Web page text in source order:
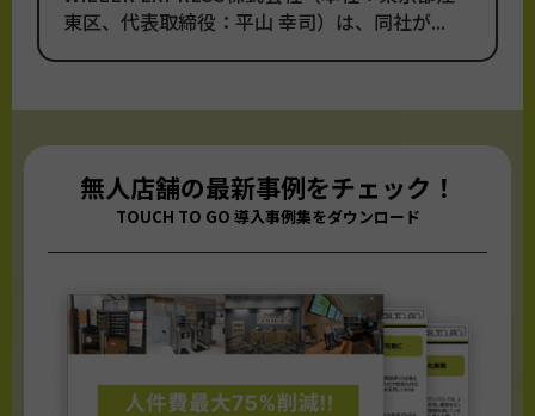
東区、代表取締役：平山 幸司）は、同社が...
無人店舗の最新事例をチェック！
TOUCH TO GO 導入事例集をダウンロード